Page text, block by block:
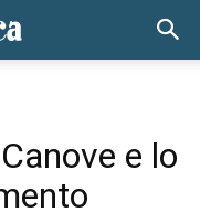
e lo